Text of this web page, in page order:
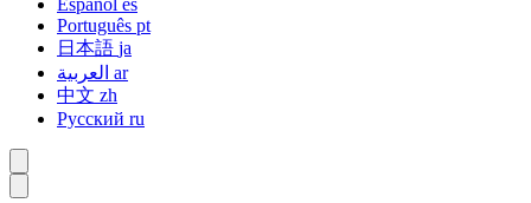
Español es
Português pt
日本語 ja
ar
中文 zh
Русский ru